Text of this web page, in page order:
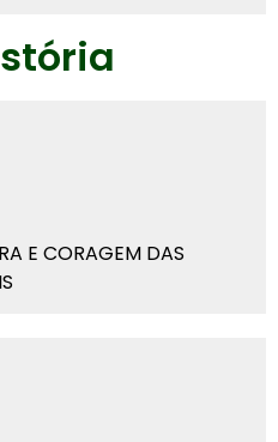
E CORAGEM DAS